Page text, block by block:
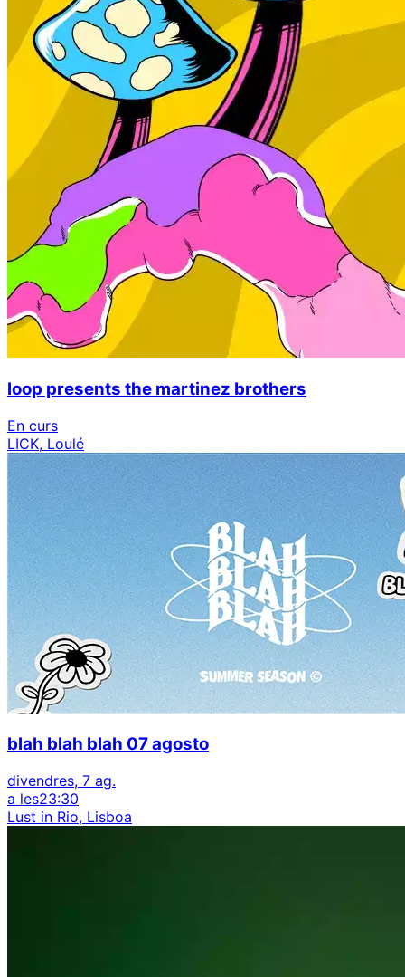
loop presents the martinez brothers
En curs
LICK, Loulé
blah blah blah 07 agosto
divendres, 7 ag.
a les23:30
Lust in Rio, Lisboa